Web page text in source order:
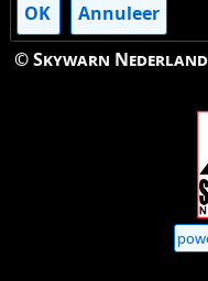
OK
Annuleer
© Skywarn